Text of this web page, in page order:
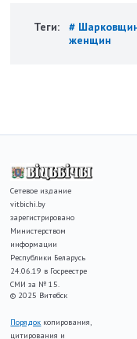
Теги: #
женщин
Сетевое издание
vitbichi.by
зарегистрировано
Министерством
информации
Республики Беларусь
24.06.19 в Госреестре
СМИ за № 15.
© 2025 Витебск
Порядок копирования,
цитирования и